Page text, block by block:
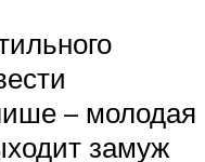
– молодая
замуж